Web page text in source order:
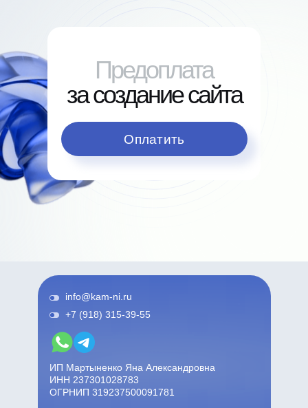
Предоплата
за создание сайта
Оплатить
info@kam-ni.ru
+7 (918) 315-39-55
ИП Мартыненко Яна Александровна
ИНН 237301028783
ОГРНИП 319237500091781